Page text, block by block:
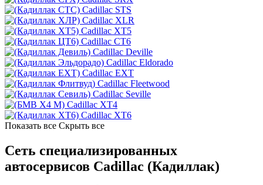
Cadillac STS
Cadillac XLR
Cadillac XT5
Cadillac CT6
Cadillac Deville
Cadillac Eldorado
Cadillac EXT
Cadillac Fleetwood
Cadillac Seville
Cadillac XT4
Cadillac XT6
Показать все Скрыть все
Сеть специализированных
автосервисов Cadillac (Кадиллак)